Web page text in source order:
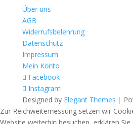
Über uns
AGB
Widerrufsbelehrung
Datenschutz
Impressum
Mein Konto
Facebook
Instagram
Designed by Elegant Themes |
Zur Reichweitemessung setzen wir